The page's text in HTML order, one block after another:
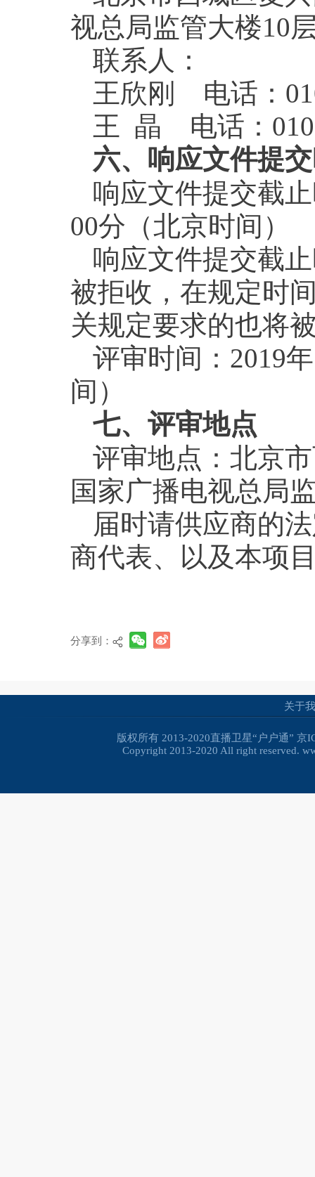
视总局监管大楼10
联系人：
王欣刚 电话：
王 晶 电话：010
六、响应文件提
响应文件提交截
00分（北京时间）
响应文件提交截
被拒收，在规定时
关规定要求的也将
评审时间：2019
间）
七、评审地点
评审地点：北京
国家广播电视总局
届时请供应商的
商代表、以及本项
分享到：
关于
版权所有 2013-2020直播卫星“户户通” 京
Copyright 2013-2020 All right reserved.